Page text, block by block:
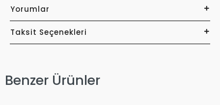
Yorumlar
Taksit Seçenekleri
Benzer Ürünler